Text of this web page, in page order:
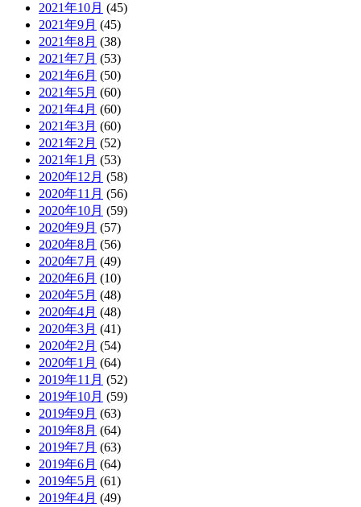
2021年10月 (45)
2021年9月 (45)
2021年8月 (38)
2021年7月 (53)
2021年6月 (50)
2021年5月 (60)
2021年4月 (60)
2021年3月 (60)
2021年2月 (52)
2021年1月 (53)
2020年12月 (58)
2020年11月 (56)
2020年10月 (59)
2020年9月 (57)
2020年8月 (56)
2020年7月 (49)
2020年6月 (10)
2020年5月 (48)
2020年4月 (48)
2020年3月 (41)
2020年2月 (54)
2020年1月 (64)
2019年11月 (52)
2019年10月 (59)
2019年9月 (63)
2019年8月 (64)
2019年7月 (63)
2019年6月 (64)
2019年5月 (61)
2019年4月 (49)